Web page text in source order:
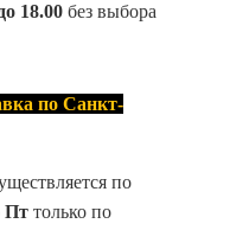
18.00 без выбора
по Санкт-
по
Пт только по